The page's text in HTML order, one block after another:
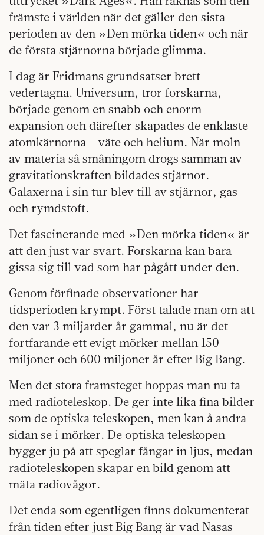
främste i världen när det gäller den sista
perioden av den »Den mörka tiden« och när
de första stjärnorna började glimma.
I dag är Fridmans grundsatser brett
vedertagna. Universum, tror forskarna,
började genom en snabb och enorm
expansion och därefter skapades de enklaste
atomkärnorna – väte och helium. När moln
av materia så småningom drogs samman av
gravitationskraften bildades stjärnor.
Galaxerna i sin tur blev till av stjärnor, gas
och rymdstoft.
Det fascinerande med »Den mörka tiden« är
att den just var svart. Forskarna kan bara
gissa sig till vad som har pågått under den.
Genom förfinade observationer har
tidsperioden krympt. Först talade man om att
den var 3 miljarder år gammal, nu är det
fortfarande ett evigt mörker mellan 150
miljoner och 600 miljoner år efter Big Bang.
Men det stora framsteget hoppas man nu ta
med radioteleskop. De ger inte lika fina bilder
som de optiska teleskopen, men kan å andra
sidan se i mörker. De optiska teleskopen
bygger ju på att speglar fångar in ljus, medan
radioteleskopen skapar en bild genom att
mäta radiovågor.
Det enda som egentligen finns dokumenterat
från tiden efter just Big Bang är vad Nasas